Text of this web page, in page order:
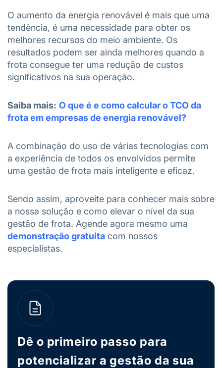
O aumento da energia renovável é mais que uma
tendência, é uma necessidade para obter os
melhores recursos do meio ambiente. Os
resultados podem ser ainda melhores quando a
frota consegue ter uma redução de custos
significativos na sua operação.
Saiba mais: O que é e como calcular o TCO da
frota em empresas de energia renovável?
A combinação do uso de várias tecnologias com
a experiência de todos os envolvidos permite
uma gestão de frota mais inteligente e eficaz.
Sendo assim, aproveite para conhecer mais sobre
a nossa solução e como elevar o nível da sua
gestão de frota. Agende agora mesmo uma
demonstração gratuita com nossos
especialistas.
Dê o primeiro passo para
potencializar a gestão da sua